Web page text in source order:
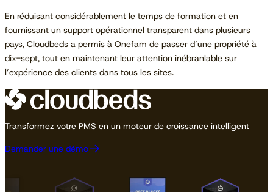
En réduisant considérablement le temps de formation et en
fournissant un support opérationnel transparent dans plusieurs
pays, Cloudbeds a permis à Onefam de passer d’une propriété à
dix-sept, tout en maintenant leur attention inébranlable sur
l’expérience des clients dans tous les sites.
Transformez votre PMS en un moteur de croissance intelligent
Demander une démo